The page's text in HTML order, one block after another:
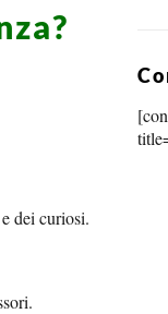
dei curiosi.